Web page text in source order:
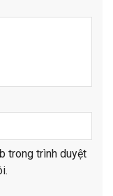
trong trình duyệt